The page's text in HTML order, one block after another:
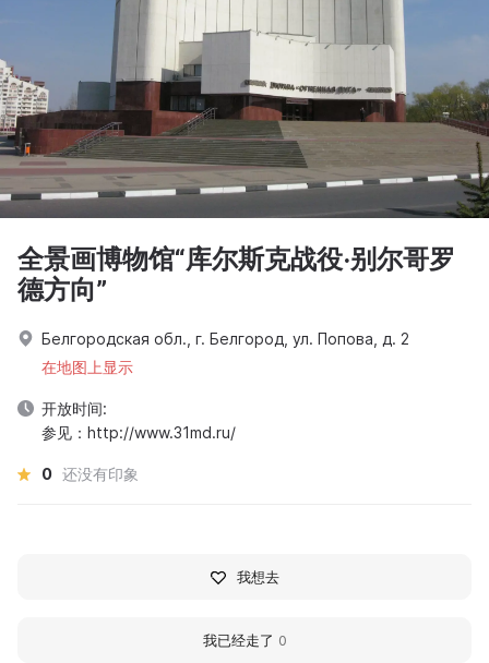
全景画博物馆“库尔斯克战役·别尔哥罗
德方向”
Белгородская обл., г. Белгород, ул. Попова, д. 2
在地图上显示
开放时间:
参见：http://www.31md.ru/
0 还没有印象
我想去
我已经走了 0